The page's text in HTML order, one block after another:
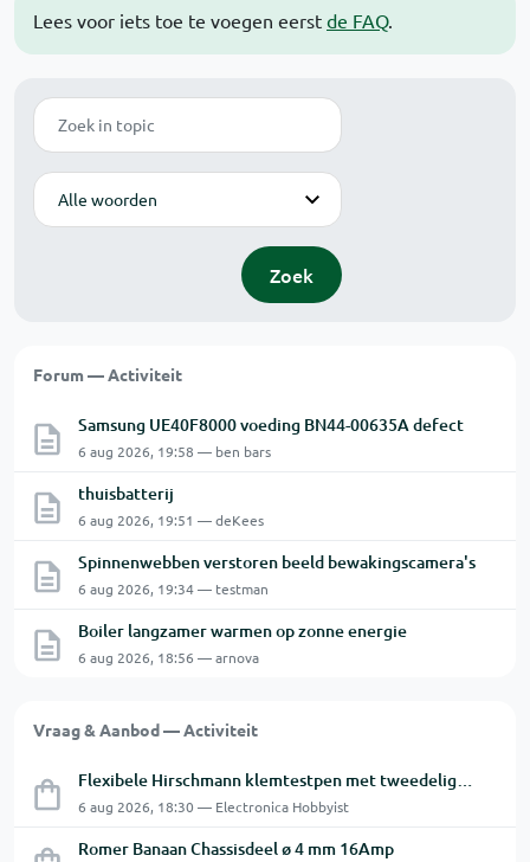
Lees voor iets toe te voegen eerst de FAQ.
Zoek
Modus
Zoek
Forum — Activiteit
Samsung UE40F8000 voeding BN44-00635A defect
6 aug 2026, 19:58 — ben bars
thuisbatterij
6 aug 2026, 19:51 — deKees
Spinnenwebben verstoren beeld bewakingscamera's
6 aug 2026, 19:34 — testman
Boiler langzamer warmen op zonne energie
6 aug 2026, 18:56 — arnova
Vraag & Aanbod — Activiteit
Flexibele Hirschmann klemtestpen met tweedelige klem.
6 aug 2026, 18:30 — Electronica Hobbyist
Romer Banaan Chassisdeel ø 4 mm 16Amp